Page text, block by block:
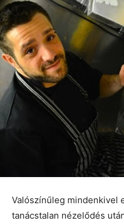
Valószínűleg mindenkivel
tanácstalan nézelődés